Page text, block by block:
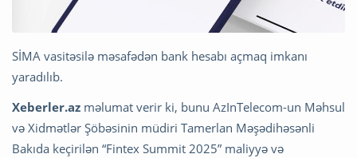
SİMA vasitəsilə məsafədən bank hesabı açmaq imkanı
yaradılıb.
Xeberler.az məlumat verir ki, bunu AzInTelecom-un Məhsul
və Xidmətlər Şöbəsinin müdiri Tamerlan Məşədihəsənli
Bakıda keçirilən “Fintex Summit 2025” maliyyə və